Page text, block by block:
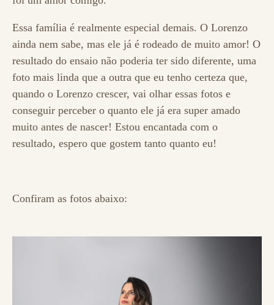
Essa família é realmente especial demais. O Lorenzo
ainda nem sabe, mas ele já é rodeado de muito amor! O
resultado do ensaio não poderia ter sido diferente, uma
foto mais linda que a outra que eu tenho certeza que,
quando o Lorenzo crescer, vai olhar essas fotos e
conseguir perceber o quanto ele já era super amado
muito antes de nascer! Estou encantada com o
resultado, espero que gostem tanto quanto eu!
Confiram as fotos abaixo: